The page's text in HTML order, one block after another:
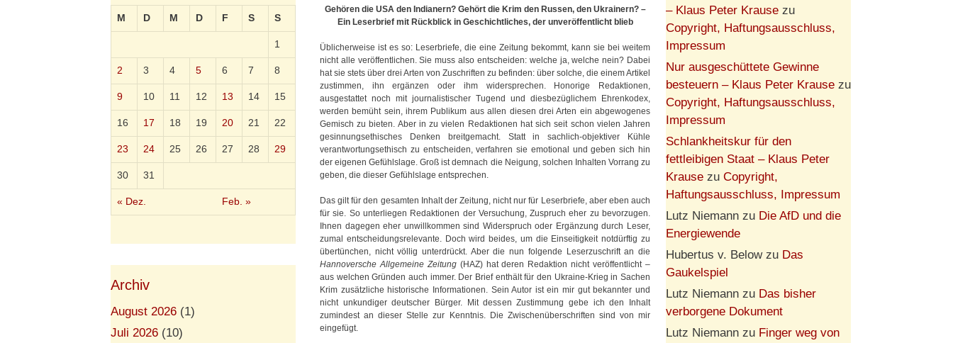
Gehören die USA den Indianern? Gehört die Krim den Russen, den Ukrainern? –
Ein Leserbrief mit Rückblick in Geschichtliches, der unveröffentlicht blieb
Üblicherweise ist es so: Leserbriefe, die eine Zeitung bekommt, kann sie bei weitem
nicht alle veröffentlichen. Sie muss also entscheiden: welche ja, welche nein? Dabei
hat sie stets über drei Arten von Zuschriften zu befinden: über solche, die einem Artikel
zustimmen, ihn ergänzen oder ihm widersprechen. Honorige Redaktionen,
ausgestattet noch mit journalistischer Tugend und diesbezüglichem Ehrenkodex,
werden bemüht sein, ihrem Publikum aus allen diesen drei Arten ein abgewogenes
Gemisch zu bieten. Aber in zu vielen Redaktionen hat sich seit schon vielen Jahren
gesinnungsethisches Denken breitgemacht. Statt in sachlich-objektiver Kühle
verantwortungsethisch zu entscheiden, verfahren sie emotional und geben sich hin
der eigenen Gefühlslage. Groß ist demnach die Neigung, solchen Inhalten Vorrang zu
geben, die dieser Gefühlslage entsprechen.
Das gilt für den gesamten Inhalt der Zeitung, nicht nur für Leserbriefe, aber eben auch
für sie. So unterliegen Redaktionen der Versuchung, Zuspruch eher zu bevorzugen.
Ihnen dagegen eher unwillkommen sind Widerspruch oder Ergänzung durch Leser,
zumal entscheidungsrelevante. Doch wird beides, um die Einseitigkeit notdürftig zu
übertünchen, nicht völlig unterdrückt. Aber die nun folgende Leserzuschrift an die
Hannoversche Allgemeine Zeitung(HAZ) hat deren Redaktion nicht veröffentlicht –
aus welchen Gründen auch immer. Der Brief enthält für den Ukraine-Krieg in Sachen
Krim zusätzliche historische Informationen. Sein Autor ist ein mir gut bekannter und
nicht unkundiger deutscher Bürger. Mit dessen Zustimmung gebe ich den Inhalt
zumindest an dieser Stelle zur Kenntnis. Die Zwischenüberschriften sind von mir
eingefügt.
M D M D F S S
« Dez. Feb. »
1
2 3 4 5 6 7 8
9 10 11 12 13 14 15
16 17 18 19 20 21 22
23 24 25 26 27 28 29
30 31
Archiv
August 2026 (1)
Juli 2026 (10)
– Klaus Peter Krause zu
Copyright, Haftungsausschluss,
Impressum
Nur ausgeschüttete Gewinne
besteuern – Klaus Peter Krause zu
Copyright, Haftungsausschluss,
Impressum
Schlankheitskur für den
fettleibigen Staat – Klaus Peter
Krause zu Copyright,
Haftungsausschluss, Impressum
Lutz Niemann zu Die AfD und die
Energiewende
Hubertus v. Belowzu Das
Gaukelspiel
Lutz Niemann zu Das bisher
verborgene Dokument
Lutz Niemann zu Finger weg von